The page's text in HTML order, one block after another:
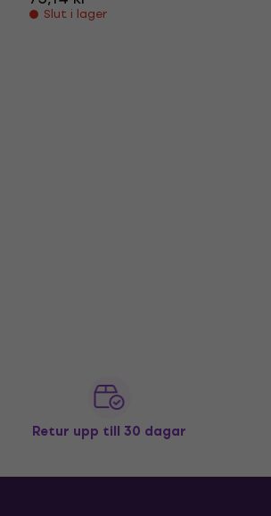
Slut i lager
Retur upp till 30 dagar